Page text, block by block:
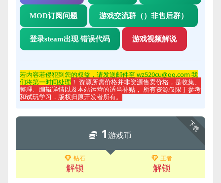
MOD订阅问题 游戏交流群（）非售后群）
登录steam出现 错误代码 游戏视频解说
若内容若侵犯到您的权益，请发送邮件至 wz520cu@qq.com 我
们将第一时间处理 ！ 资源所需价格并非资源售卖价格，是收集、
整理、编辑详情以及本站运营的适当补贴， 所有资源仅限于参考
和试玩学习，版权归原开发者所有。
下载
1游戏币
钻石
解锁
王者
解锁